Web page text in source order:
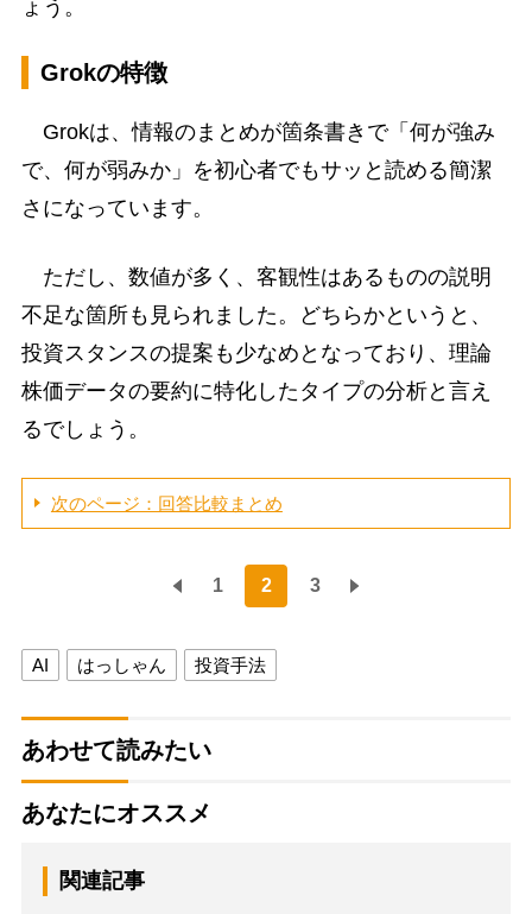
ょう。
Grokの特徴
Grokは、情報のまとめが箇条書きで「何が強み
で、何が弱みか」を初心者でもサッと読める簡潔
さになっています。
ただし、数値が多く、客観性はあるものの説明
不足な箇所も見られました。どちらかというと、
投資スタンスの提案も少なめとなっており、理論
株価データの要約に特化したタイプの分析と言え
るでしょう。
次のページ：回答比較まとめ
1 2 3
AI はっしゃん 投資手法
あわせて読みたい
あなたにオススメ
関連記事